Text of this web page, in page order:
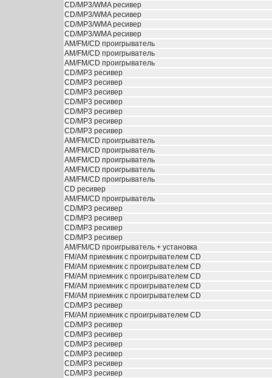
CD/MP3/WMA ресивер
CD/MP3/WMA ресивер
CD/MP3/WMA ресивер
CD/MP3/WMA ресивер
AM/FM/CD проигрыватель
AM/FM/CD проигрыватель
AM/FM/CD проигрыватель
CD/MP3 ресивер
CD/MP3 ресивер
CD/MP3 ресивер
CD/MP3 ресивер
CD/MP3 ресивер
CD/MP3 ресивер
CD/MP3 ресивер
AM/FM/CD проигрыватель
AM/FM/CD проигрыватель
AM/FM/CD проигрыватель
AM/FM/CD проигрыватель
AM/FM/CD проигрыватель
CD ресивер
AM/FM/CD проигрыватель
CD/MP3 ресивер
CD/MP3 ресивер
CD/MP3 ресивер
CD/MP3 ресивер
AM/FM/CD проигрыватель + установка
FM/AM приемник с проигрывателем CD
FM/AM приемник с проигрывателем CD
FM/AM приемник с проигрывателем CD
FM/AM приемник с проигрывателем CD
FM/AM приемник с проигрывателем CD
CD/MP3 ресивер
FM/AM приемник с проигрывателем CD
CD/MP3 ресивер
CD/MP3 ресивер
CD/MP3 ресивер
CD/MP3 ресивер
CD/MP3 ресивер
CD/MP3 ресивер